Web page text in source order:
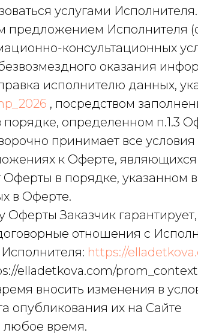
услугами Исполнителя.
предложением Исполнителя
консультационных
оказания
исполнителю данных,
, посредством
определенном п.1.3
принимает все
к Оферте,
Оферты в порядке,
в Оферте.
Оферты Заказчик
отношения с
https://
elladetkova.com/
вносить изменения в
опубликования их на Сайте
любое время.